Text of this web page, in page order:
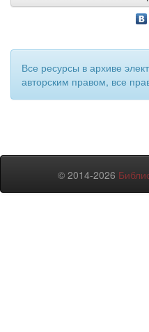
Все ресурсы в архиве
авторским правом, все
© 2014-2026